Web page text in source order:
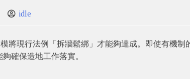
idle
將現行法例「拆牆鬆綁」才能夠達成。即使有機制
確保造地工作落實。